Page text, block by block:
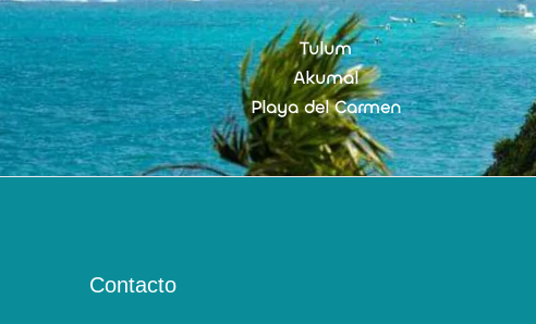
Tulum
Akumal
Playa del Carmen
Contacto